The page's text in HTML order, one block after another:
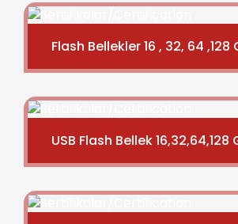
Flash Bellekler 16 , 32, 64 ,128
USB Flash Bellek 16,32,64,128